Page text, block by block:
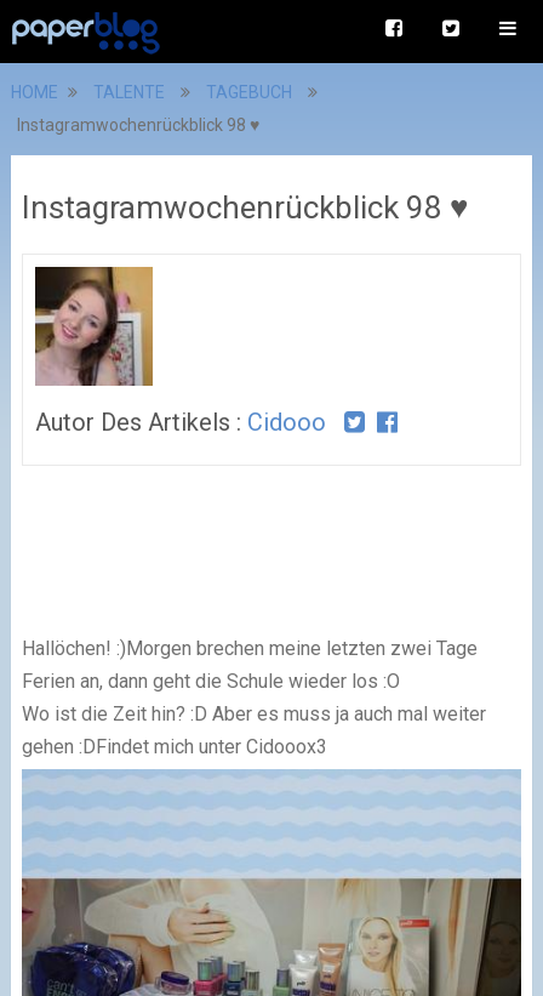
HOME TALENTE
TAGEBUCH
Instagramwochenrückblick 98 ♥
Instagramwochenrückblick 98 ♥
Autor Des Artikels : Cidooo
Hallöchen! :)Morgen brechen meine letzten zwei Tage
Ferien an, dann geht die Schule wieder los :O
Wo ist die Zeit hin? :D Aber es muss ja auch mal weiter
gehen :DFindet mich unter Cidooox3